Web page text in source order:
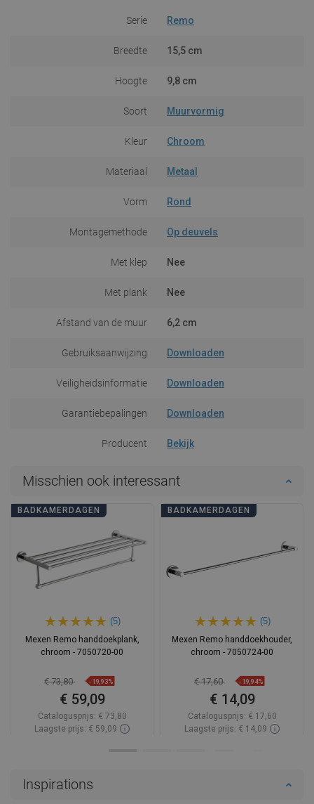
Serie Remo
Breedte 15,5 cm
Hoogte 9,8 cm
Soort Muurvormig
Kleur Chroom
Materiaal Metaal
Vorm Rond
Montagemethode Op deuvels
Met klep Nee
Met plank Nee
Afstand van de muur 6,2 cm
Gebruiksaanwijzing Downloaden
Veiligheidsinformatie Downloaden
Garantiebepalingen Downloaden
Producent Bekijk
Misschien ook interessant
BADKAMERDAGEN
(5)
Mexen Remo handdoekplank,
chroom - 7050720-00
€ 73,80 -19,93%
€ 59,09
Catalogusprijs: € 73,80
Laagste prijs: € 59,09
BADKAMERDAGEN
(5)
Mexen Remo handdoekhouder,
chroom - 7050724-00
€ 17,60 -19,94%
€ 14,09
Catalogusprijs: € 17,60
Laagste prijs: € 14,09
Inspirations